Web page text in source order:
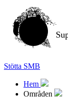
Stötta SMB
Hem
Områden